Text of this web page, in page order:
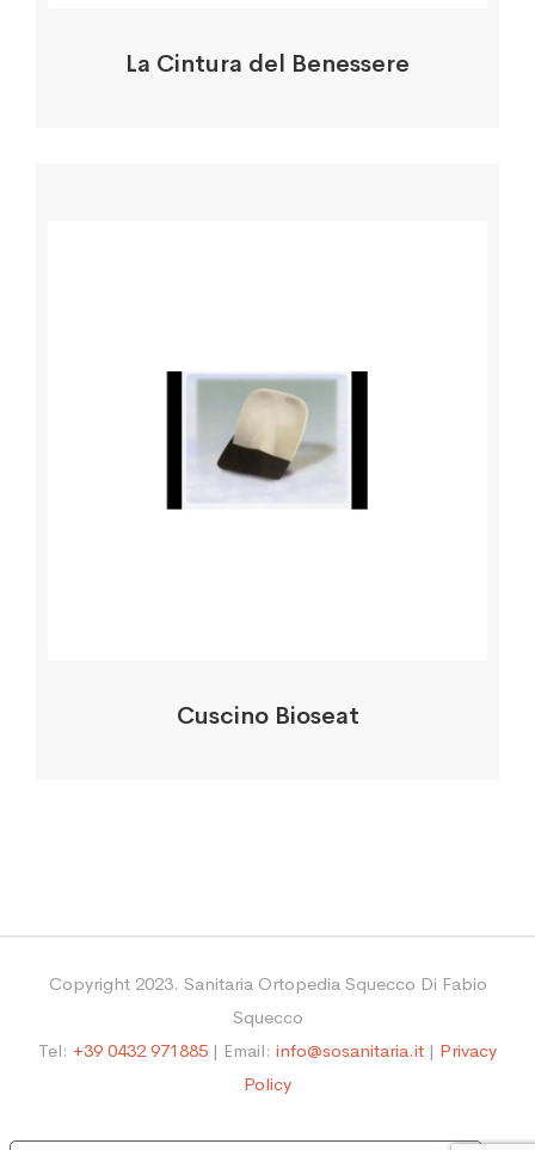
La Cintura del Benessere
Cuscino Bioseat
Copyright 2023. Sanitaria Ortopedia Squecco Di Fabio
Squecco
Tel: +39 0432 971885 | Email: info@sosanitaria.it | Privacy
Policy